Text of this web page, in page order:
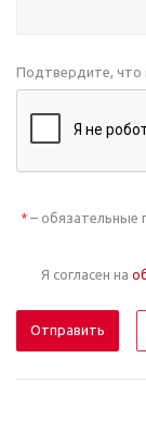
Подтвердите, что
* – обязательные
Я согласен на